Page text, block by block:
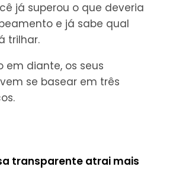
já superou o que deveria
e já sabe qual
trilhar.
em diante, os seus
se basear em três
transparente atrai mais